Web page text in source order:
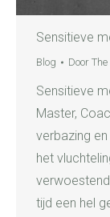
Sensitieve
Blog Door
Sensitieve
Master,
verbazing
het
tijd een hel